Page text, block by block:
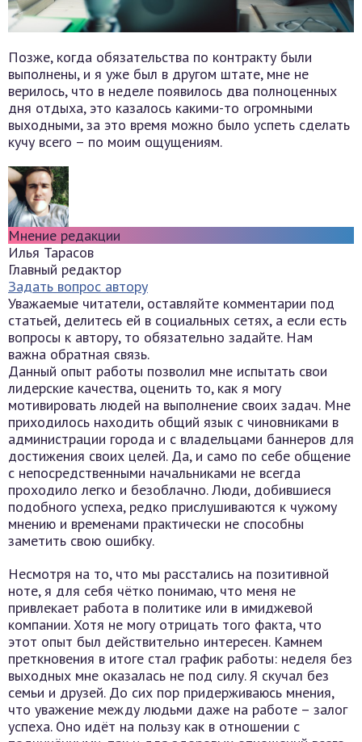
Позже, когда обязательства по контракту были
выполнены, и я уже был в другом штате, мне не
верилось, что в неделе появилось два полноценных
дня отдыха, это казалось какими-то огромными
выходными, за это время можно было успеть сделать
кучу всего – по моим ощущениям.
Мнение редакции
Илья Тарасов
Главный редактор
Задать вопрос автору
Уважаемые читатели, оставляйте комментарии под
статьей, делитесь ей в социальных сетях, а если есть
вопросы к автору, то обязательно задайте. Нам
важна обратная связь.
Данный опыт работы позволил мне испытать свои
лидерские качества, оценить то, как я могу
мотивировать людей на выполнение своих задач. Мне
приходилось находить общий язык с чиновниками в
администрации города и с владельцами баннеров для
достижения своих целей. Да, и само по себе общение
с непосредственными начальниками не всегда
проходило легко и безоблачно. Люди, добившиеся
подобного успеха, редко прислушиваются к чужому
мнению и временами практически не способны
заметить свою ошибку.
Несмотря на то, что мы расстались на позитивной
ноте, я для себя чётко понимаю, что меня не
привлекает работа в политике или в имиджевой
компании. Хотя не могу отрицать того факта, что
этот опыт был действительно интересен. Камнем
преткновения в итоге стал график работы: неделя без
выходных мне оказалась не под силу. Я скучал без
семьи и друзей. До сих пор придерживаюсь мнения,
что уважение между людьми даже на работе – залог
успеха. Оно идёт на пользу как в отношении с